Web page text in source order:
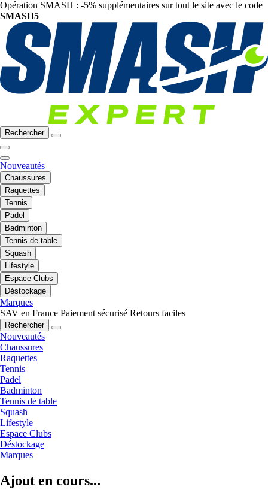
Opération SMASH : -5% supplémentaires sur tout le site avec le code
SMASH5
Rechercher
Nouveautés
Chaussures
Raquettes
Tennis
Padel
Badminton
Tennis de table
Squash
Lifestyle
Espace Clubs
Déstockage
Marques
SAV en France Paiement sécurisé Retours faciles
Rechercher
Nouveautés
Chaussures
Raquettes
Tennis
Padel
Badminton
Tennis de table
Squash
Lifestyle
Espace Clubs
Déstockage
Marques
Ajout en cours...